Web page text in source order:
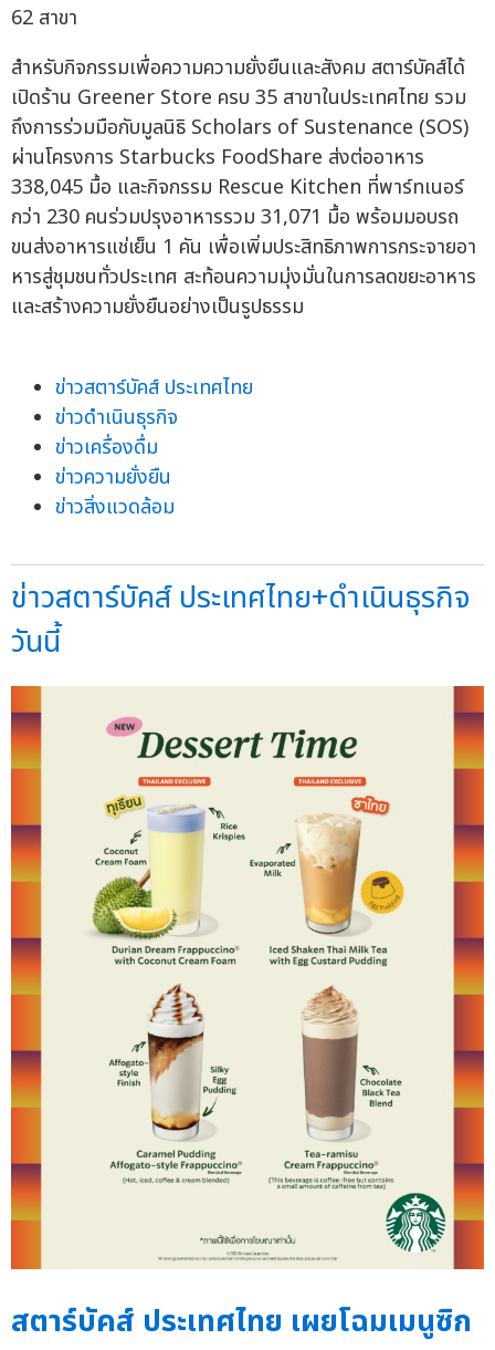
62 สาขา
สำหรับกิจกรรมเพื่อความความยั่งยืนและสังคม สตาร์บัคส์ได้
เปิดร้าน Greener Store ครบ 35 สาขาในประเทศไทย รวม
ถึงการร่วมมือกับมูลนิธิ Scholars of Sustenance (SOS)
ผ่านโครงการ Starbucks FoodShare ส่งต่ออาหาร
338,045 มื้อ และกิจกรรม Rescue Kitchen ที่พาร์ทเนอร์
กว่า 230 คนร่วมปรุงอาหารรวม 31,071 มื้อ พร้อมมอบรถ
ขนส่งอาหารแช่เย็น 1 คัน เพื่อเพิ่มประสิทธิภาพการกระจายอา
หารสู่ชุมชนทั่วประเทศ สะท้อนความมุ่งมั่นในการลดขยะอาหาร
และสร้างความยั่งยืนอย่างเป็นรูปธรรม
ข่าวสตาร์บัคส์ ประเทศไทย
ข่าวดำเนินธุรกิจ
ข่าวเครื่องดื่ม
ข่าวความยั่งยืน
ข่าวสิ่งแวดล้อม
ข่าวสตาร์บัคส์ ประเทศไทย+ดำเนินธุรกิจ
วันนี้
สตาร์บัคส์ ประเทศไทย เผยโฉมเมนูซิก